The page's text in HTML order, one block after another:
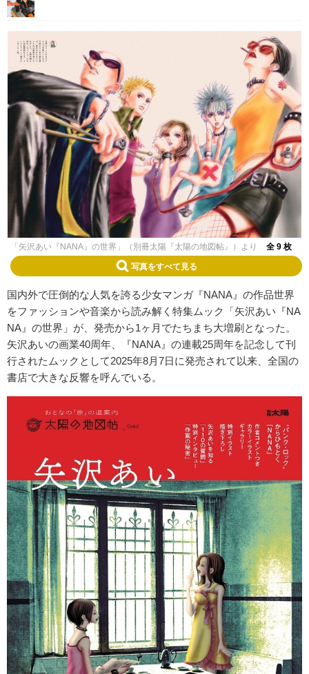
「矢沢あい『NANA』の世界」（別冊太陽『太陽の地図帖』）より 全 9 枚
写真をすべて見る
国内外で圧倒的な人気を誇る少女マンガ『NANA』の作品世界
をファッションや音楽から読み解く特集ムック「矢沢あい『NA
NA』の世界」が、発売から1ヶ月でたちまち大増刷となった。
矢沢あいの画業40周年、『NANA』の連載25周年を記念して刊
行されたムックとして2025年8月7日に発売されて以来、全国の
書店で大きな反響を呼んでいる。